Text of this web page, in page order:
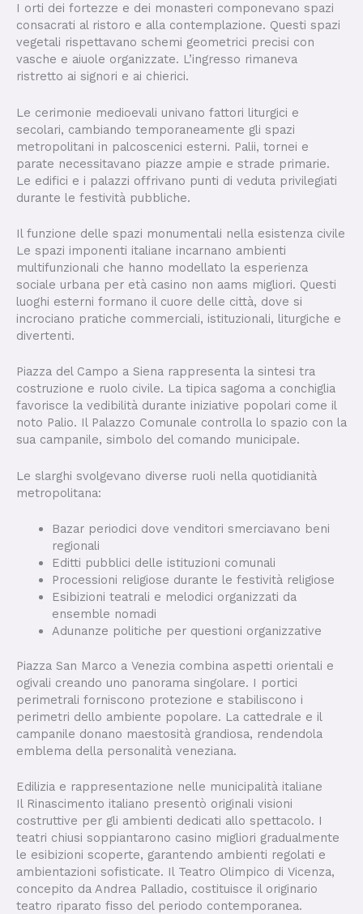
I orti dei fortezze e dei monasteri componevano spazi
consacrati al ristoro e alla contemplazione. Questi spazi
vegetali rispettavano schemi geometrici precisi con
vasche e aiuole organizzate. L’ingresso rimaneva
ristretto ai signori e ai chierici.
Le cerimonie medioevali univano fattori liturgici e
secolari, cambiando temporaneamente gli spazi
metropolitani in palcoscenici esterni. Palii, tornei e
parate necessitavano piazze ampie e strade primarie.
Le edifici e i palazzi offrivano punti di veduta privilegiati
durante le festività pubbliche.
Il funzione delle spazi monumentali nella esistenza civile
Le spazi imponenti italiane incarnano ambienti
multifunzionali che hanno modellato la esperienza
sociale urbana per età casino non aams migliori. Questi
luoghi esterni formano il cuore delle città, dove si
incrociano pratiche commerciali, istituzionali, liturgiche e
divertenti.
Piazza del Campo a Siena rappresenta la sintesi tra
costruzione e ruolo civile. La tipica sagoma a conchiglia
favorisce la vedibilità durante iniziative popolari come il
noto Palio. Il Palazzo Comunale controlla lo spazio con la
sua campanile, simbolo del comando municipale.
Le slarghi svolgevano diverse ruoli nella quotidianità
metropolitana:
Bazar periodici dove venditori smerciavano beni
regionali
Editti pubblici delle istituzioni comunali
Processioni religiose durante le festività religiose
Esibizioni teatrali e melodici organizzati da
ensemble nomadi
Adunanze politiche per questioni organizzative
Piazza San Marco a Venezia combina aspetti orientali e
ogivali creando uno panorama singolare. I portici
perimetrali forniscono protezione e stabiliscono i
perimetri dello ambiente popolare. La cattedrale e il
campanile donano maestosità grandiosa, rendendola
emblema della personalità veneziana.
Edilizia e rappresentazione nelle municipalità italiane
Il Rinascimento italiano presentò originali visioni
costruttive per gli ambienti dedicati allo spettacolo. I
teatri chiusi soppiantarono casino migliori gradualmente
le esibizioni scoperte, garantendo ambienti regolati e
ambientazioni sofisticate. Il Teatro Olimpico di Vicenza,
concepito da Andrea Palladio, costituisce il originario
teatro riparato fisso del periodo contemporanea.